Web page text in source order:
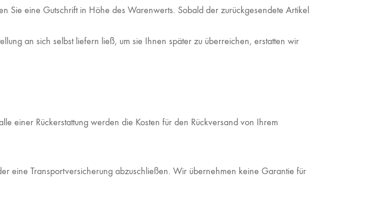
Sie eine Gutschrift in Höhe des Warenwerts. Sobald der zurückgesendete Artikel
an sich selbst liefern ließ, um sie Ihnen später zu überreichen, erstatten wir
einer Rückerstattung werden die Kosten für den Rückversand von Ihrem
eine Transportversicherung abzuschließen. Wir übernehmen keine Garantie für